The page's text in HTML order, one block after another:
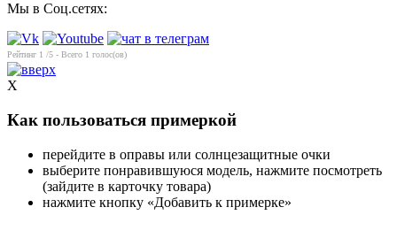
Мы в Соц.сетях:
Рейтинг 1 /5 - Всего 1 голос(ов)
X
Как пользоваться примеркой
перейдите в оправы или солнцезащитные очки
выберите понравившуюся модель, нажмите посмотреть
(зайдите в карточку товара)
нажмите кнопку «Добавить к примерке»